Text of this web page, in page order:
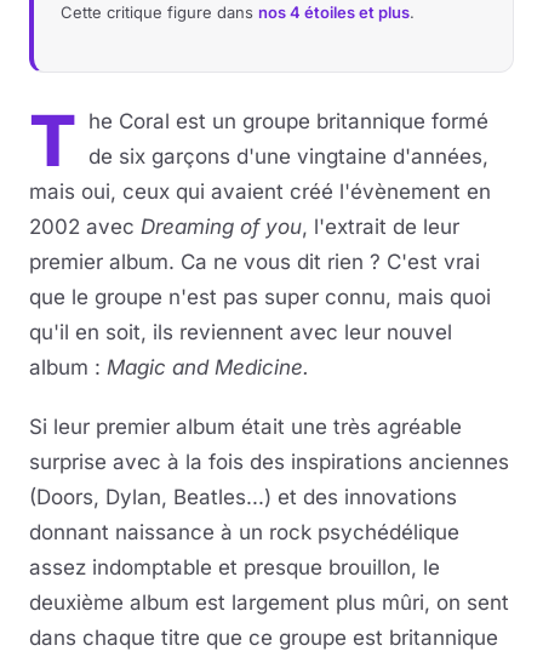
Cette critique figure dans nos 4 étoiles et plus.
T he Coral est un groupe britannique formé
de six garçons d'une vingtaine d'années,
mais oui, ceux qui avaient créé l'évènement en
2002 avec Dreaming of you, l'extrait de leur
premier album. Ca ne vous dit rien ? C'est vrai
que le groupe n'est pas super connu, mais quoi
qu'il en soit, ils reviennent avec leur nouvel
album : Magic and Medicine.
Si leur premier album était une très agréable
surprise avec à la fois des inspirations anciennes
(Doors, Dylan, Beatles...) et des innovations
donnant naissance à un rock psychédélique
assez indomptable et presque brouillon, le
deuxième album est largement plus mûri, on sent
dans chaque titre que ce groupe est britannique